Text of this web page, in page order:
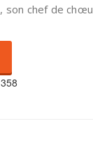
, son chef de
358